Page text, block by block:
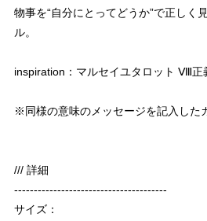
物事を“自分にとってどうか”で 正しく
ル。
inspiration：マルセイユタロット Ⅷ正
※同様の意味のメッセージを記入した
/// 詳細
---------------------------------------
サイズ：